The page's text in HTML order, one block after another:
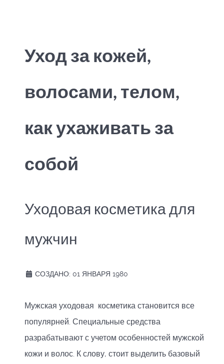
Уход за кожей,
волосами, телом,
как ухаживать за
собой
Уходовая косметика для
мужчин
СОЗДАНО: 01 ЯНВАРЯ 1980
Мужская уходовая косметика становится все
популярней. Специальные средства
разрабатывают с учетом особенностей мужской
кожи и волос. К слову, стоит выделить базовый